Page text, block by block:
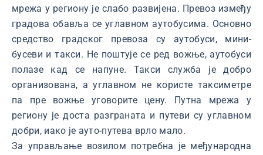
мрежа у региону је слабо развијена. Превоз између
градова обавља се углавном аутобусима. Основно
средство градског превоза су аутобуси, мини-
бусеви и такси. Не поштује се ред вожње, аутобуси
полазе кад се напуне. Такси служба је добро
организована, а углавном не користе таксиметре
па пре вожње уговорите цену. Путна мрежа у
региону је доста разграната и путеви су углавном
добри, иако је ауто-путева врло мало.
За управљање возилом потребна је међународна